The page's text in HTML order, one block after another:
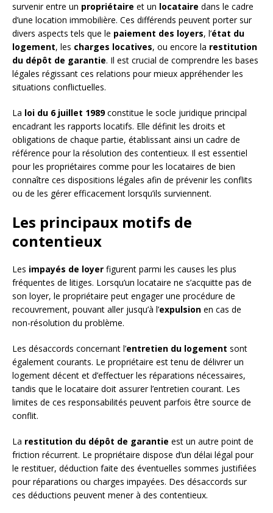
survenir entre un propriétaire et un locataire dans le cadre
d’une location immobilière. Ces différends peuvent porter sur
divers aspects tels que le paiement des loyers, l’état du
logement, les charges locatives, ou encore la restitution
du dépôt de garantie. Il est crucial de comprendre les bases
légales régissant ces relations pour mieux appréhender les
situations conflictuelles.
La loi du 6 juillet 1989constitue le socle juridique principal
encadrant les rapports locatifs. Elle définit les droits et
obligations de chaque partie, établissant ainsi un cadre de
référence pour la résolution des contentieux. Il est essentiel
pour les propriétaires comme pour les locataires de bien
connaître ces dispositions légales afin de prévenir les conflits
ou de les gérer efficacement lorsqu’ils surviennent.
Les principaux motifs de
contentieux
Les impayés de loyer figurent parmi les causes les plus
fréquentes de litiges. Lorsqu’un locataire ne s’acquitte pas de
son loyer, le propriétaire peut engager une procédure de
recouvrement, pouvant aller jusqu’à l’expulsion en cas de
non-résolution du problème.
Les désaccords concernant l’entretien du logement sont
également courants. Le propriétaire est tenu de délivrer un
logement décent et d’effectuer les réparations nécessaires,
tandis que le locataire doit assurer l’entretien courant. Les
limites de ces responsabilités peuvent parfois être source de
conflit.
La restitution du dépôt de garantie est un autre point de
friction récurrent. Le propriétaire dispose d’un délai légal pour
le restituer, déduction faite des éventuelles sommes justifiées
pour réparations ou charges impayées. Des désaccords sur
ces déductions peuvent mener à des contentieux.